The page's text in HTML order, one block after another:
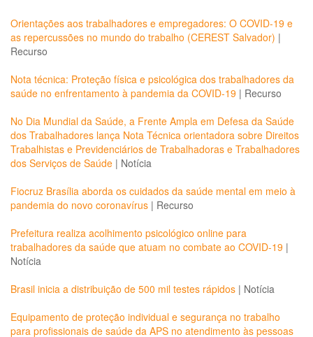
Orientações aos trabalhadores e empregadores: O COVID-19 e
as repercussões no mundo do trabalho (CEREST Salvador) |
Recurso
Nota técnica: Proteção física e psicológica dos trabalhadores da
saúde no enfrentamento à pandemia da COVID-19 | Recurso
No Dia Mundial da Saúde, a Frente Ampla em Defesa da Saúde
dos Trabalhadores lança Nota Técnica orientadora sobre Direitos
Trabalhistas e Previdenciários de Trabalhadoras e Trabalhadores
dos Serviços de Saúde | Notícia
Fiocruz Brasília aborda os cuidados da saúde mental em meio à
pandemia do novo coronavírus | Recurso
Prefeitura realiza acolhimento psicológico online para
trabalhadores da saúde que atuam no combate ao COVID-19 |
Notícia
Brasil inicia a distribuição de 500 mil testes rápidos | Notícia
Equipamento de proteção individual e segurança no trabalho
para profissionais de saúde da APS no atendimento às pessoas